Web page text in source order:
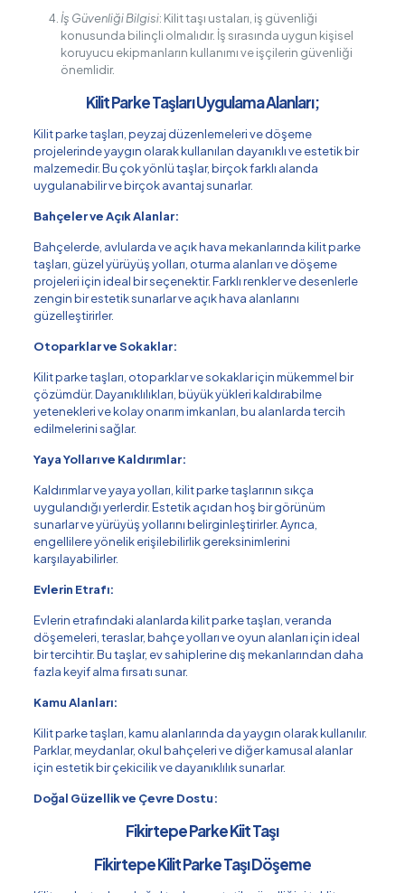
İş Güvenliği Bilgisi: Kilit taşı ustaları, iş güvenliği
konusunda bilinçli olmalıdır. İş sırasında uygun kişisel
koruyucu ekipmanların kullanımı ve işçilerin güvenliği
önemlidir.
Kilit Parke Taşları Uygulama Alanları;
Kilit parke taşları, peyzaj düzenlemeleri ve döşeme
projelerinde yaygın olarak kullanılan dayanıklı ve estetik bir
malzemedir. Bu çok yönlü taşlar, birçok farklı alanda
uygulanabilir ve birçok avantaj sunarlar.
Bahçeler ve Açık Alanlar:
Bahçelerde, avlularda ve açık hava mekanlarında kilit parke
taşları, güzel yürüyüş yolları, oturma alanları ve döşeme
projeleri için ideal bir seçenektir. Farklı renkler ve desenlerle
zengin bir estetik sunarlar ve açık hava alanlarını
güzelleştirirler.
Otoparklar ve Sokaklar:
Kilit parke taşları, otoparklar ve sokaklar için mükemmel bir
çözümdür. Dayanıklılıkları, büyük yükleri kaldırabilme
yetenekleri ve kolay onarım imkanları, bu alanlarda tercih
edilmelerini sağlar.
Yaya Yolları ve Kaldırımlar:
Kaldırımlar ve yaya yolları, kilit parke taşlarının sıkça
uygulandığı yerlerdir. Estetik açıdan hoş bir görünüm
sunarlar ve yürüyüş yollarını belirginleştirirler. Ayrıca,
engellilere yönelik erişilebilirlik gereksinimlerini
karşılayabilirler.
Evlerin Etrafı:
Evlerin etrafındaki alanlarda kilit parke taşları, veranda
döşemeleri, teraslar, bahçe yolları ve oyun alanları için ideal
bir tercihtir. Bu taşlar, ev sahiplerine dış mekanlarından daha
fazla keyif alma fırsatı sunar.
Kamu Alanları:
Kilit parke taşları, kamu alanlarında da yaygın olarak kullanılır.
Parklar, meydanlar, okul bahçeleri ve diğer kamusal alanlar
için estetik bir çekicilik ve dayanıklılık sunarlar.
Doğal Güzellik ve Çevre Dostu:
Fikirtepe Parke Kiit Taşı
Fikirtepe Kilit Parke Taşı Döşeme